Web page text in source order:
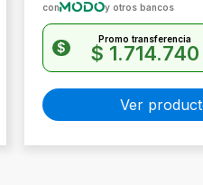
con y otros bancos
$
Promo transferencia
$ 1.714.740
Ver